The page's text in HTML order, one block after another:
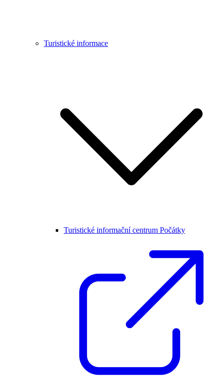
Turistické informace
Turistické informační centrum Počátky